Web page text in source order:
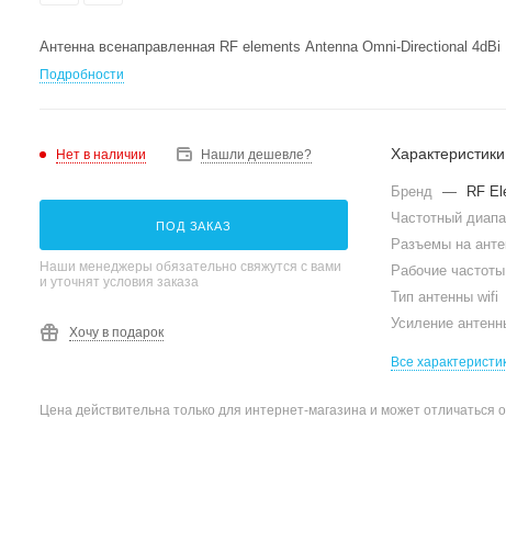
Антенна всенаправленная RF elements Antenna Omni-Directional 4dBi
Подробности
Нет в наличии Нашли дешевле?
ПОД ЗАКАЗ
Наши менеджеры обязательно свяжутся с вами
и уточнят условия заказа
Хочу в подарок
Характеристики
Бренд —
RF
Частотный
Разъемы на
Рабочие частоты
Тип антенны wifi
Усиление
Все
Цена действительна только для интернет-магазина и может отличаться